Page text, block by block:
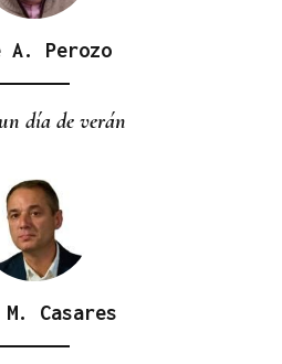
A. Perozo
día de verán
Casares